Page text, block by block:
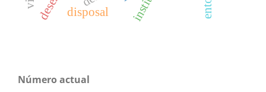
disposal
Número actual